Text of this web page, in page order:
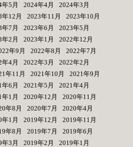
年5月 2024年4月
2024年3月
年12月 2023年11月
2023年10月
年7月 2023年6月
2023年5月
年2月 2023年1月
2022年12月
年9月 2022年8月
2022年7月
年4月 2022年3月
2022年2月
年11月 2021年10月
2021年9月
年6月 2021年5月
2021年4月
年1月 2020年12月
2020年11月
年8月 2020年7月
2020年4月
年1月 2019年12月
2019年11月
年8月 2019年7月
2019年6月
年3月 2019年2月
2019年1月